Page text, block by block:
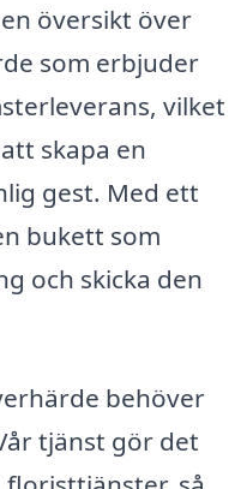
översikt över
som erbjuder
vilket
skapa en
gest. Med ett
bukett som
och skicka den
behöver
tjänst gör det